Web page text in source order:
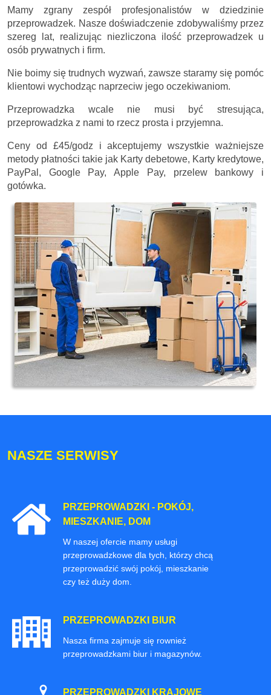
Mamy zgrany zespół profesjonalistów w dziedzinie
przeprowadzek. Nasze doświadczenie zdobywaliśmy przez
szereg lat, realizując niezliczona ilość przeprowadzek u
osób prywatnych i firm.
Nie boimy się trudnych wyzwań, zawsze staramy się pomóc
klientowi wychodząc naprzeciw jego oczekiwaniom.
Przeprowadzka wcale nie musi być stresująca,
przeprowadzka z nami to rzecz prosta i przyjemna.
Ceny od £45/godz i akceptujemy wszystkie ważniejsze
metody płatności takie jak Karty debetowe, Karty kredytowe,
PayPal, Google Pay, Apple Pay, przelew bankowy i
gotówka.
NASZE SERWISY
PRZEPROWADZKI - POKÓJ,
MIESZKANIE, DOM
W naszej ofercie mamy usługi
przeprowadzkowe dla tych, którzy chcą
przeprowadzić swój pokój, mieszkanie
czy też duży dom.
PRZEPROWADZKI BIUR
Nasza firma zajmuje się rownież
przeprowadzkami biur i magazynów.
PRZEPROWADZKI KRAJOWE